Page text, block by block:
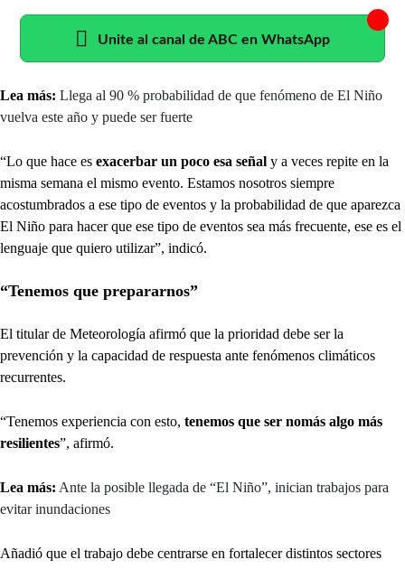
Unite al canal de ABC en WhatsApp
Lea más: Llega al 90 % probabilidad de que fenómeno de El Niño
vuelva este año y puede ser fuerte
“Lo que hace es exacerbar un poco esa señal y a veces repite en la
misma semana el mismo evento. Estamos nosotros siempre
acostumbrados a ese tipo de eventos y la probabilidad de que aparezca
El Niño para hacer que ese tipo de eventos sea más frecuente, ese es el
lenguaje que quiero utilizar”, indicó.
“Tenemos que prepararnos”
El titular de Meteorología afirmó que la prioridad debe ser la
prevención y la capacidad de respuesta ante fenómenos climáticos
recurrentes.
“Tenemos experiencia con esto, tenemos que ser nomás algo más
resilientes”, afirmó.
Lea más: Ante la posible llegada de “El Niño”, inician trabajos para
evitar inundaciones
Añadió que el trabajo debe centrarse en fortalecer distintos sectores